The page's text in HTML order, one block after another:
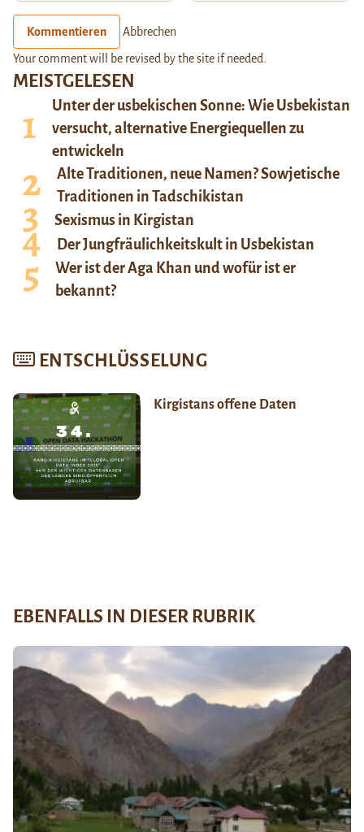
MEISTGELESEN
Unter der usbekischen Sonne: Wie Usbekistan
versucht, alternative Energiequellen zu
entwickeln
Alte Traditionen, neue Namen? Sowjetische
Traditionen in Tadschikistan
Sexismus in Kirgistan
Der Jungfräulichkeitskult in Usbekistan
Wer ist der Aga Khan und wofür ist er
bekannt?
ENTSCHLÜSSELUNG
Kirgistans offene Daten
Kommentieren Abbrechen
Your comment will be revised by the site if needed.
EBENFALLS IN DIESER RUBRIK